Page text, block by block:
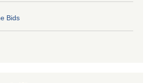
Bids